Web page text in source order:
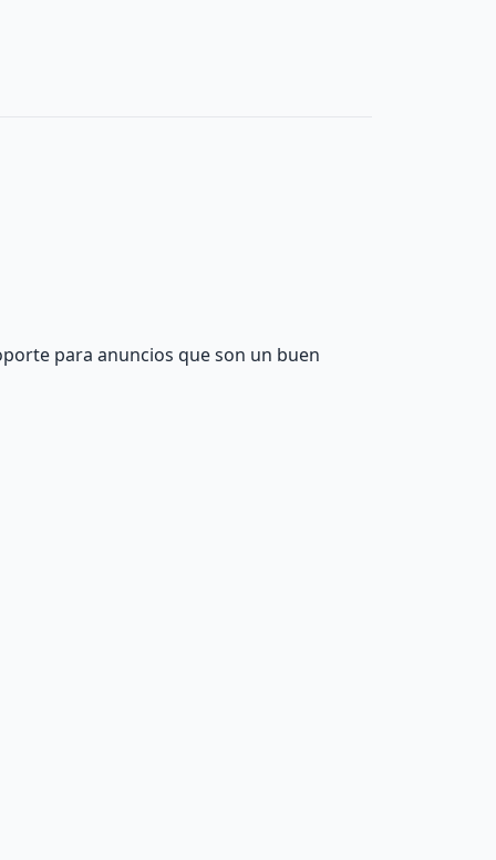
para anuncios que son un buen